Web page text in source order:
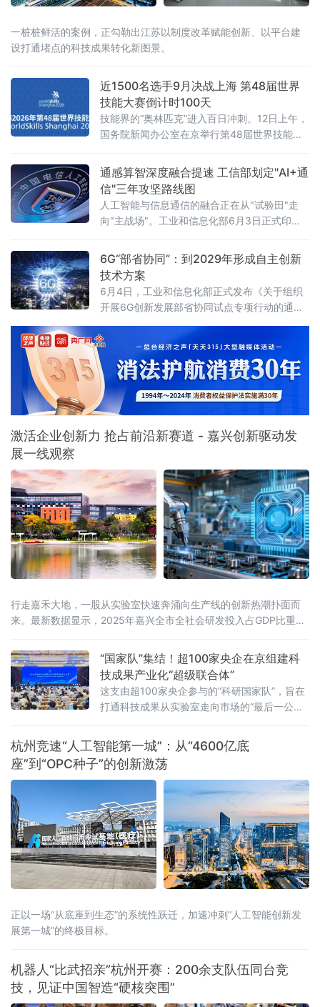
一桩桩鲜活的案例，正勾勒出江苏以制度改革赋能创新、以平台建
设打通堵点的科技成果转化新图景。
近1500名选手9月决战上海 第48届世界
技能大赛倒计时100天
技能界的“奥林匹克”进入百日冲刺。12日上午，
国务院新闻办公室在京举行第48届世界技能大
22日至27日在国家会展中心（上海）隆重举
办，届时将有来自73个国家和地区的近1500名
顶尖技能青年选手“论剑”黄浦江畔，共同角逐
64个比赛项目的桂冠，并有望创下历届比赛项
目、参赛人数及参与成员国家和地区数量三
通感算智深度融合提速 工信部划定"AI+通
信"三年攻坚路线图
人工智能与信息通信的融合正在从"试验田"走
向"主战场"。工业和信息化部6月3日正式印发
（2026—2028年）》（工信部通信〔2026〕
121号），以四大方向、17项具体任务，为未来
三年产业融合创新画出清晰作战图。目标锁
定：2028年城域算力1毫秒时延圈覆盖率不低于
75%《实施意见》明确，到2028年，人工智能
6G“部省协同”：到2029年形成自主创新
技术方案
6月4日，工业和信息化部正式发布《关于组织
开展6G创新发展部省协同试点专项行动的通
展6G创新发展部省协同试点。该行动旨在充分
发挥我国新型举国体制优势，凝聚重点地方、
重点企业创新资源，共同开展6G技术创新、产
业生态培育和应
激活企业创新力 抢占前沿新赛道 - 嘉兴创新驱动发
展一线观察
行走嘉禾大地，一股从实验室快速奔涌向生产线的创新热潮扑面而
来。最新数据显示，2025年嘉兴全市全社会研发投入占GDP比重达
连续五年保持全省第一。亮眼数字背后，“国家队”集结！超100家央企在京组建科
技成果产业化“超级联合体”
这支由超100家央企参与的“科研国家队”，旨在
打通科技成果从实验室走向市场的“最后一公
超百家企业集结，打造万亿级交易平台此次成
立的“中央企业科技成果产业化联合体”涵盖了我
国所有中央
杭州竞速“人工智能第一城”：从“4600亿底
座”到“OPC种子”的创新激荡
正以一场“从底座到生态”的系统性跃迁，加速冲刺“人工智能创新发
展第一城”的终极目标。
机器人“比武招亲”杭州开赛：200余支队伍同台竞
技，见证中国智造“硬核突围”